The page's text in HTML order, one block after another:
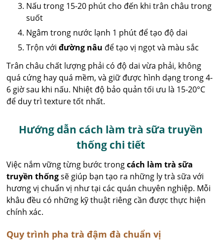
Nấu trong 15-20 phút cho đến khi trân châu trong
suốt
Ngâm trong nước lạnh 1 phút để tạo độ dai
Trộn vớiđường nâu để tạo vị ngọt và màu sắc
Trân châu chất lượng phải có độ dai vừa phải, không
quá cứng hay quá mềm, và giữ được hình dạng trong 4-
6 giờ sau khi nấu. Nhiệt độ bảo quản tối ưu là 15-20°C
để duy trì texture tốt nhất.
Hướng dẫn cách làm trà sữa truyền
thống chi tiết
Việc nắm vững từng bước trongcách làm trà sữa
truyền thốngsẽ giúp bạn tạo ra những ly trà sữa với
hương vị chuẩn vị như tại các quán chuyên nghiệp. Mỗi
khâu đều có những kỹ thuật riêng cần được thực hiện
chính xác.
Quy trình pha trà đậm đà chuẩn vị